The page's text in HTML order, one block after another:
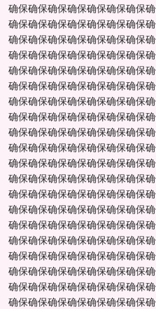
确保确保确保确保确保确保确保
确保确保确保确保确保确保确保
确保确保确保确保确保确保确保
确保确保确保确保确保确保确保
确保确保确保确保确保确保确保
确保确保确保确保确保确保确保
确保确保确保确保确保确保确保
确保确保确保确保确保确保确保
确保确保确保确保确保确保确保
确保确保确保确保确保确保确保
确保确保确保确保确保确保确保
确保确保确保确保确保确保确保
确保确保确保确保确保确保确保
确保确保确保确保确保确保确保
确保确保确保确保确保确保确保
确保确保确保确保确保确保确保
确保确保确保确保确保确保确保
确保确保确保确保确保确保确保
确保确保确保确保确保确保确保
确保确保确保确保确保确保确保